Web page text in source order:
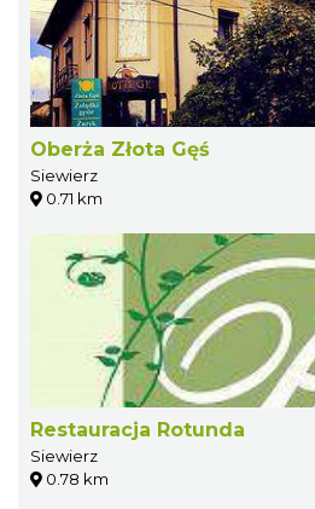
Oberża Złota Gęś
Siewierz
0.71 km
Restauracja Rotunda
Siewierz
0.78 km